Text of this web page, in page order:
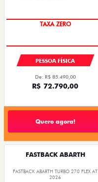
TAXA ZERO
PESSOA FÍSICA
De: R$ 85.490,00
R$ 72.790,00
Quero agora!
FASTBACK ABARTH
FASTBACK ABARTH TURBO 270 FLEX AT
2026